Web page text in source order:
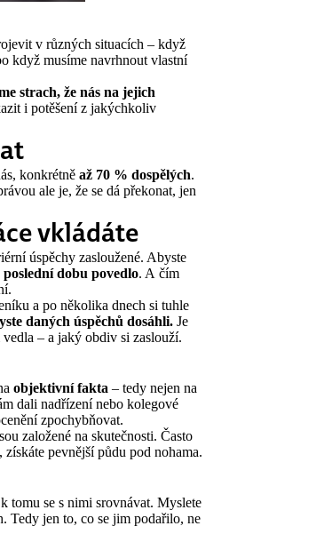
v různých situacích – když
když musíme navrhnout vlastní
strach, že nás na jejich
i potěšení z jakýchkoliv
konkrétně až 70 % dospělých.
ale je, že se dá překonat, jen
vkládáte
úspěchy zasloužené. Abyste
dobu povedlo. A čím
a po několika dnech si tuhle
daných úspěchů dosáhli. Je
– a jaký obdiv si zaslouží.
objektivní fakta – tedy nejen na
dali nadřízení nebo kolegové
zpochybňovat.
založené na skutečnosti. Často
pevnější půdu pod nohama.
tomu se s nimi srovnávat. Myslete
Tedy jen to, co se jim podařilo, ne